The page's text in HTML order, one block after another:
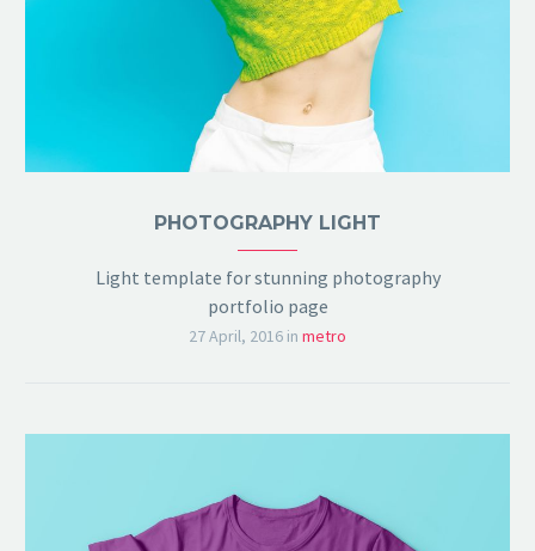
PHOTOGRAPHY LIGHT
Light template for stunning photography
portfolio page
27 April, 2016 in metro